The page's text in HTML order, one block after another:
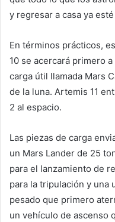
y regresar a casa ya
En términos prácticos,
10 se acercará primero
carga útil llamada Mars
de la luna. Artemis 11
2 al espacio.
Las piezas de carga
un Mars Lander de 25
para el lanzamiento de
para la tripulación y una
pesado que primero
un vehículo de ascenso